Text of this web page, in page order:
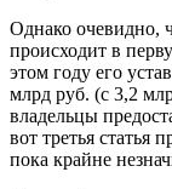
Однако очевидно,
происходит в
этом году его
млрд руб. (с 3,2
владельцы
вот третья статья
пока крайне